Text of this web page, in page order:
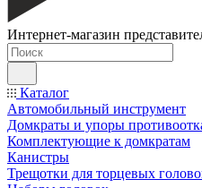
Интернет-магазин
Каталог
Автомобильный инструмент
Домкраты и упоры
Комплектующие к домкратам
Канистры
Трещотки для торцевых